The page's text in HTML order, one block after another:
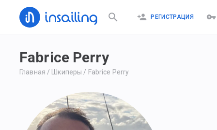
РЕГИСТРАЦИЯ
Fabrice Perry
Главная / Шкиперы / Fabrice Perry